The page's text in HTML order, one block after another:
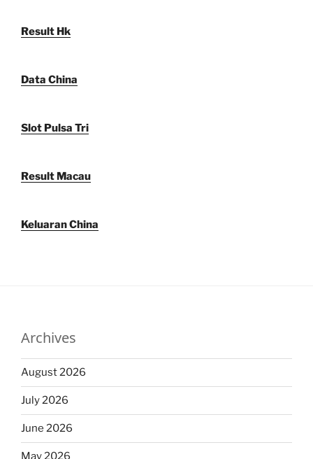
Result Hk
Data China
Slot Pulsa Tri
Result Macau
Keluaran China
Archives
August 2026
July 2026
June 2026
May 2026